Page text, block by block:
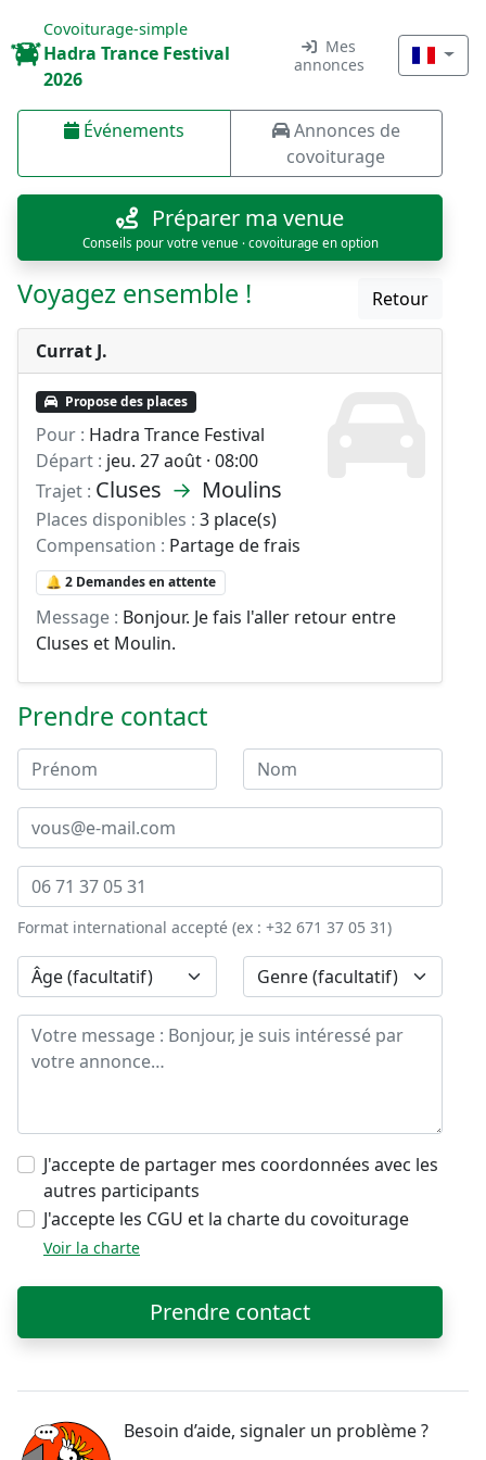
Covoiturage-simple
Hadra Trance Festival
2026
Mes
annonces
Événements
Annonces de
covoiturage
Préparer ma venue
Conseils pour votre venue · covoiturage en option
Voyagez ensemble ! Retour
Currat J.
Propose des places
Pour : Hadra Trance Festival
Départ : jeu. 27 août · 08:00
Trajet : Cluses → Moulins
Places disponibles : 3 place(s)
Compensation : Partage de frais
🔔 2 Demandes en attente
Message : Bonjour. Je fais l'aller retour entre
Cluses et Moulin.
Prendre contact
Format international accepté (ex : +32 671 37 05 31)
J'accepte de partager mes coordonnées avec les
autres participants
J'accepte les CGU et la charte du covoiturage
Voir la charte
Prendre contact
Besoin d’aide, signaler un problème ?